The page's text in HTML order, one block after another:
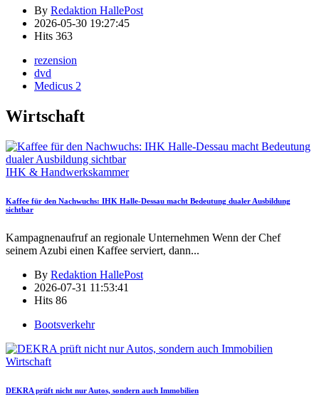
By Redaktion HallePost
2026-05-30 19:27:45
Hits 363
rezension
dvd
Medicus 2
Wirtschaft
IHK & Handwerkskammer
Kaffee für den Nachwuchs: IHK Halle-Dessau macht Bedeutung dualer Ausbildung
sichtbar
Kampagnenaufruf an regionale Unternehmen Wenn der Chef
seinem Azubi einen Kaffee serviert, dann...
By Redaktion HallePost
2026-07-31 11:53:41
Hits 86
Bootsverkehr
Wirtschaft
DEKRA prüft nicht nur Autos, sondern auch Immobilien